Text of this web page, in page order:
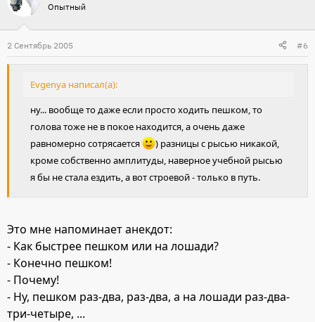
Опытный
2 Сентябрь 2005 #6
Evgenya написал(а):
ну... вообще то даже если просто ходить пешком, то
голова тоже не в покое находится, а очень даже
равномерно сотрясается
) разницы с рысью никакой,
кроме собственно амплитуды, наверное учебной рысью
я бы не стала ездить, а вот строевой - только в путь.
Это мне напоминает анекдот:
- Как быстрее пешком или на лошади?
- Конечно пешком!
- Почему!
- Ну, пешком раз-два, раз-два, а на лошади раз-два-
три-четыре, ...